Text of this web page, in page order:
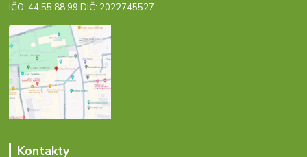
IČO: 44 55 88 99 DIČ: 2022745527
Kontakty